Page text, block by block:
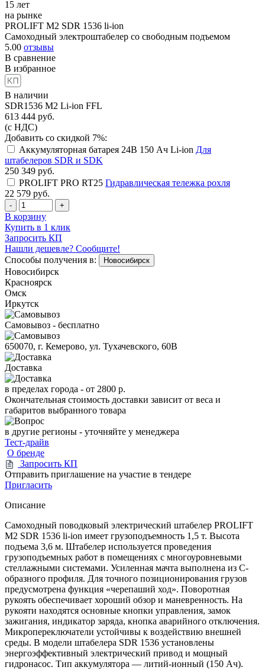
15 лет
на рынке
PROLIFT M2 SDR 1536 li-ion
Самоходный электроштабелер со свободным подъемом
5.00 отзывы
В сравнение
В избранное
В наличии
SDR1536 M2 Li-ion FFL
613 444 руб.
(с НДС)
Добавить со скидкой 7%:
Аккумуляторная батарея 24В 150 Ач Li-ion Для
штабелеров SDR и SDK
250 349 руб.
PROLIFT PRO RT25 Гидравлическая тележка рохля
22 579 руб.
- +
В корзину
Купить в 1 клик
Запросить КП
Нашли дешевле? Сообщите!
Способы получения в:
Новосибирск
Новосибирск
Красноярск
Омск
Иркутск
Самовывоз - бесплатно
650070, г. Кемерово, ул. Тухачевского, 60В
Доставка
в пределах города - от 2800 р.
Окончательная стоимость доставки зависит от веса и
габаритов выбранного товара
в другие регионы - уточняйте у менеджера
Тест-драйв
О бренде
Запросить КП
Отправить приглашение на участие в тендере
Пригласить
Описание
Самоходный поводковый электрический штабелер PROLIFT
M2 SDR 1536 li-ion имеет грузоподъемность 1,5 т. Высота
подъема 3,6 м. Штабелер используется проведения
грузоподъемных работ в помещениях с многоуровневыми
стеллажными системами. Усиленная мачта выполнена из C-
образного профиля. Для точного позиционирования грузов
предусмотрена функция «черепаший ход». Поворотная
рукоять обеспечивает хороший обзор и маневренность. На
рукояти находятся основные кнопки управления, замок
зажигания, индикатор заряда, кнопка аварийного отключения.
Микропереключатели устойчивы к воздействию внешней
среды. В модели штабелера SDR 1536 установлены
энергоэффективный электрический привод и мощный
гидронасос. Тип аккумулятора — литий-ионный (150 Ач).